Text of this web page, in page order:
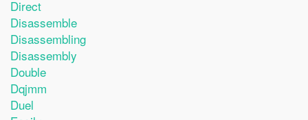
Direct
Disassemble
Disassembling
Disassembly
Double
Dqjmm
Duel